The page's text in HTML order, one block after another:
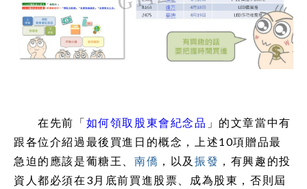
在先前「如何領取股東會紀念品 」的文章當中有
跟各位介紹過最後買進日的概念，上述10項贈品最
急迫的應該是葡糖王、南僑 ，以及振發 ，有興趣的投
資人都必須在3月底前買進股票、成為股東，否則屆